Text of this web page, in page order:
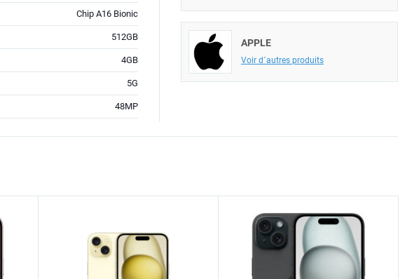
Chip A16 Bionic
512GB
4GB
5G
48MP
APPLE
Voir d´autres produits